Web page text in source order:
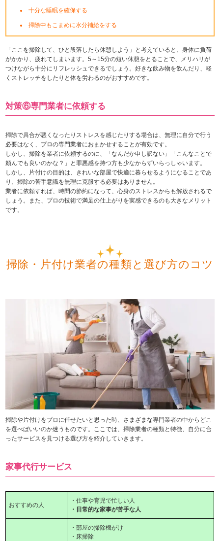
十分な睡眠を確保する
掃除中もこまめに水分補給をする
「ここを掃除して、ひと段落したら休憩しよう」と考えていると、身体に負荷
がかかり、疲れてしまいます。5～15分の短い休憩をとることで、メリハリが
つけながら十分にリフレッシュできるでしょう。好きな飲み物を飲んだり、軽
くストレッチをしたりと体を労わるのがおすすめです。
対策⑥専門業者に依頼する
掃除で具合が悪くなったりストレスを感じたりする場合は、無理に自分で行う
必要はなく、プロの専門業者におまかせすることが有効です。
しかし、掃除を業者に依頼するのに、「なんだか申し訳ない」「こんなことで
頼んでも良いのかな？」と罪悪感を持つ方も少なからずいらっしゃいます。
しかし、片付けの目的は、きれいな部屋で快適に暮らせるようになることであ
り、掃除の苦手意識を無理に克服する必要はありません。
業者に依頼すれば、時間の節約になって、心身のストレスからも解放されるで
しょう。また、プロの技術で満足の仕上がりを実感できるのも大きなメリット
です。
掃除・片付け業者の種類と選び方のコツ
掃除や片付けをプロに任せたいと思った時、さまざまな専門業者の中からどこ
を選べばいいのか迷うものです。ここでは、掃除業者の種類と特徴、自分に合
ったサービスを見つける選び方を紹介していきます。
家事代行サービス
おすすめの人
・仕事や育児で忙しい人
・日常的な家事が苦手な人
・部屋の掃除機がけ
・床掃除